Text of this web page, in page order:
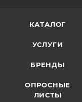
КАТАЛОГ
УСЛУГИ
БРЕНДЫ
ОПРОСНЫЕ
ЛИСТЫ